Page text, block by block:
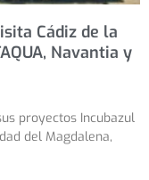
Cádiz de la
Navantia y
proyectos Incubazul
del Magdalena,